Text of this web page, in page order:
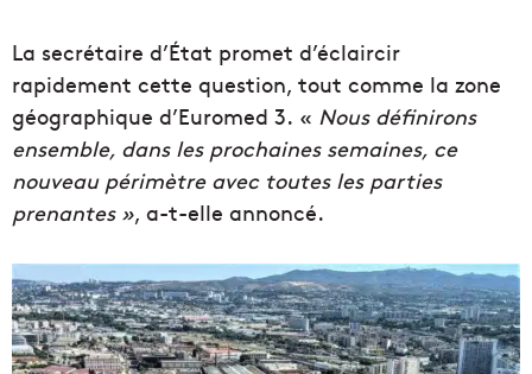
La secrétaire d’État promet d’éclaircir
rapidement cette question, tout comme la zone
géographique d’Euromed 3. « Nous définirons
ensemble, dans les prochaines semaines, ce
nouveau périmètre avec toutes les parties
prenantes », a-t-elle annoncé.